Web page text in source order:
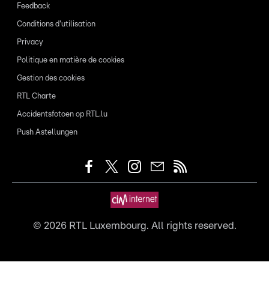
Feedback
Conditions d'utilisation
Privacy
Politique en matière de cookies
Gestion des cookies
RTL Charte
Accidentsfotoen op RTL.lu
Push Astellungen
© 2026RTL Luxembourg. All rights reserved.